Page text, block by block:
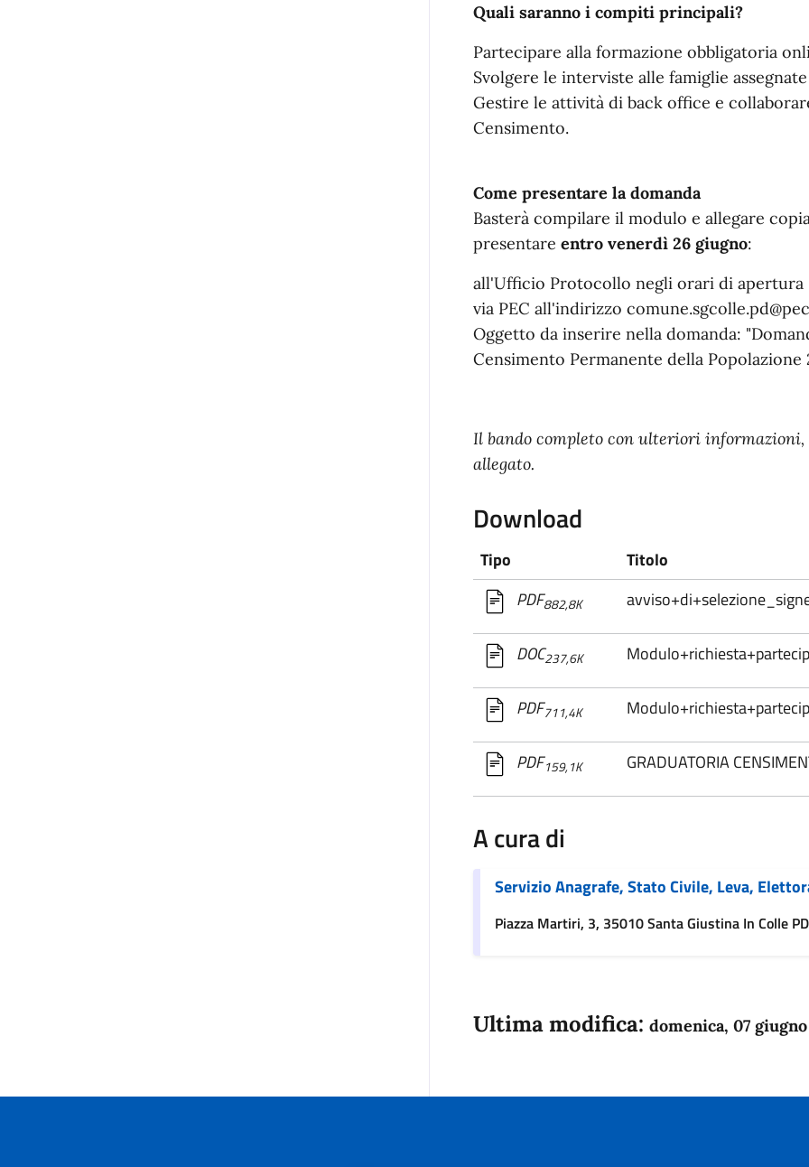
Quali saranno i compiti principali?
Partecipare alla formazione obbligatoria
Svolgere le interviste alle famiglie
Gestire le attività di back office e
Censimento.
Come presentare la domanda
Basterà compilare il modulo e allegare
presentare entro venerdì 26 giugno:
all'Ufficio Protocollo negli orari di apertura
via PEC all'indirizzo
Oggetto da inserire nella domanda:
Censimento Permanente della Popolazione
Il bando completo con ulteriori
allegato.
Download
Tipo
Titolo
PDF882,8K
DOC237,6K
PDF711,4K
PDF159,1K GRADUATORIA
A cura di
Servizio Anagrafe, Stato Civile, Leva,
Piazza Martiri, 3, 35010 Santa Giustina In Colle
Ultima modifica: domenica, 07